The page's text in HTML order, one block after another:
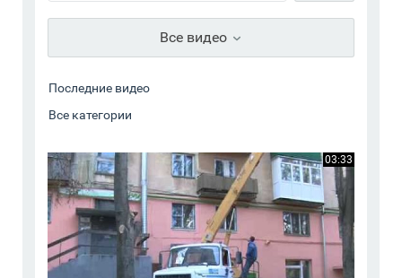
Все видео
03:33